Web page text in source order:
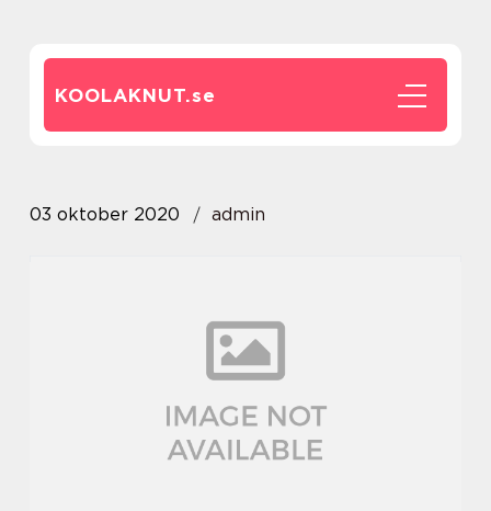
KOOLAKNUT.se
03 oktober 2020 admin